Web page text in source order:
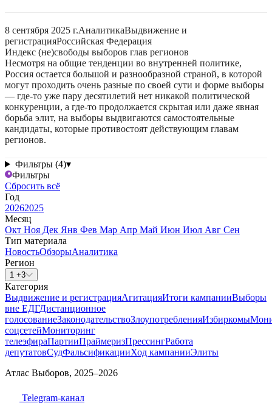
8 сентября 2025 г.АналитикаВыдвижение и
регистрацияРоссийская Федерация
Индекс (не)свободы выборов глав регионов
Несмотря на общие тенденции во внутренней политике,
Россия остается большой и разнообразной страной, в которой
могут проходить очень разные по своей сути и форме выборы
— где-то уже пару десятилетий нет никакой политической
конкуренции, а где-то продолжается скрытая или даже явная
борьба элит, на выборы выдвигаются самостоятельные
кандидаты, которые противостоят действующим главам
регионов.
Фильтры (4)▾
Фильтры
Сбросить всё
Год
20262025
Месяц
Окт Ноя Дек Янв Фев Мар Апр Май Июн Июл Авг Сен
Тип материала
НовостьОбзорыАналитика
Регион
1 +3
Категория
Выдвижение и регистрацияАгитацияИтоги кампанииВыборы
вне ЕДГДистанционное
голосованиеЗаконодательствоЗлоупотребленияИзбиркомы
соцсетейМониторинг
телеэфираПартииПраймеризПрессингРабота
депутатовСудФальсификацииХод кампанииЭлиты
Атлас Выборов, 2025–2026
Telegram-канал